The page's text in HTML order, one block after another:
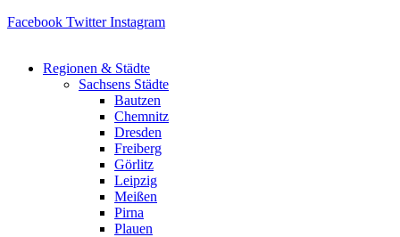
Facebook Twitter Instagram
Regionen & Städte
Sachsens Städte
Bautzen
Chemnitz
Dresden
Freiberg
Görlitz
Leipzig
Meißen
Pirna
Plauen